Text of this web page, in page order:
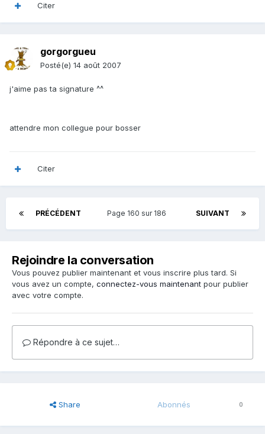
Citer
gorgorgueu
Posté(e) 14 août 2007
j'aime pas ta signature ^^
attendre mon collegue pour bosser
Citer
PRÉCÉDENT SUIVANT
Page 160 sur 186
Rejoindre la conversation
Vous pouvez publier maintenant et vous inscrire plus tard. Si
vous avez un compte, connectez-vous maintenant pour publier
avec votre compte.
Répondre à ce sujet…
Share Abonnés 0